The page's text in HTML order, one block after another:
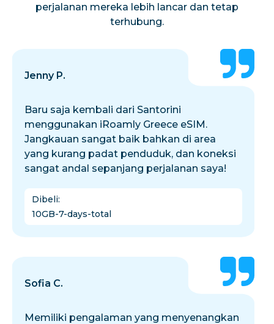
perjalanan mereka lebih lancar dan tetap
terhubung.
Jenny P.
Baru saja kembali dari Santorini
menggunakan iRoamly Greece eSIM.
Jangkauan sangat baik bahkan di area
yang kurang padat penduduk, dan koneksi
sangat andal sepanjang perjalanan saya!
Dibeli:
10GB-7-days-total
Sofia C.
Memiliki pengalaman yang menyenangkan